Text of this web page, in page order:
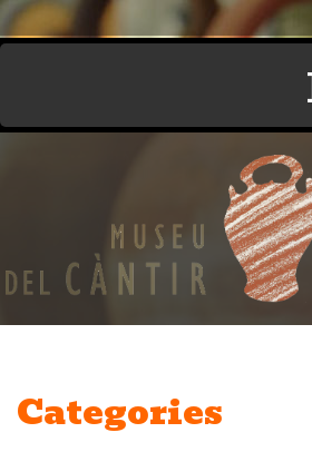
Vés al contingut
Categories